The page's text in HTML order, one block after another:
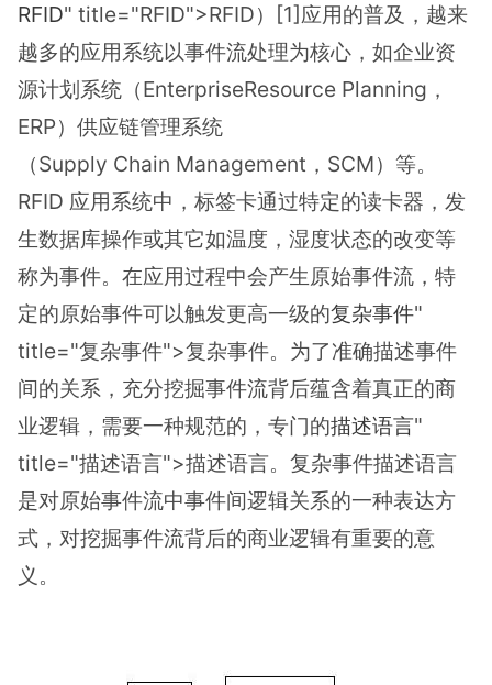
RFID" title="RFID">RFID）[1]应用的普及，越来
越多的应用系统以事件流处理为核心，如企业资
源计划系统（EnterpriseResource Planning，
ERP）供应链管理系统
（Supply Chain Management，SCM）等。
RFID 应用系统中，标签卡通过特定的读卡器，发
生数据库操作或其它如温度，湿度状态的改变等
称为事件。在应用过程中会产生原始事件流，特
定的原始事件可以触发更高一级的复杂事件"
title="复杂事件">复杂事件。为了准确描述事件
间的关系，充分挖掘事件流背后蕴含着真正的商
业逻辑，需要一种规范的，专门的描述语言"
title="描述语言">描述语言。复杂事件描述语言
是对原始事件流中事件间逻辑关系的一种表达方
式，对挖掘事件流背后的商业逻辑有重要的意
义。